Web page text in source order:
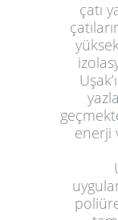
çatı
enerji